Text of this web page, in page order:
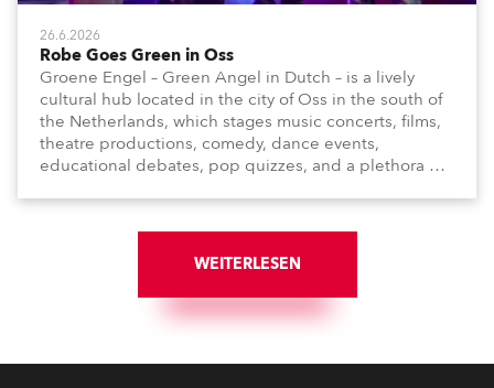
26.6.2026
Robe Goes Green in Oss
Groene Engel – Green Angel in Dutch – is a lively
cultural hub located in the city of Oss in the south of
the Netherlands, which stages music concerts, films,
theatre productions, comedy, dance events,
educational debates, pop quizzes, and a plethora of
WEITERLESEN